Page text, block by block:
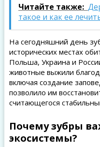
Читайте также:
такое и как ее
На сегодняшний день
исторических местах
Польша, Украина и
животные выжили
включая создание
позволило им
считающегося
Почему зубры
экосистемы?